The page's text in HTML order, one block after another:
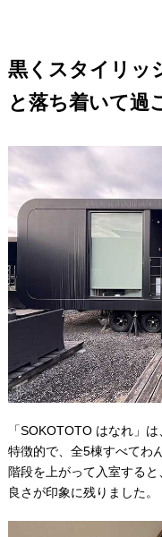
黒くスタイリッ
と落ち着いて過
「SOKOTOTO はなれ」
特徴的で、全5棟すべてわ
階段を上がって入室する
良さが印象に残りました。